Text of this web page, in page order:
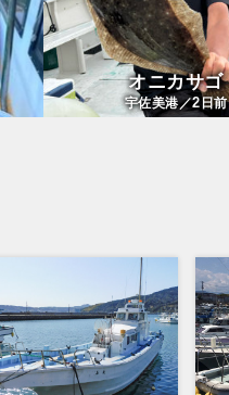
オニカサゴ
宇佐美港／2 日前